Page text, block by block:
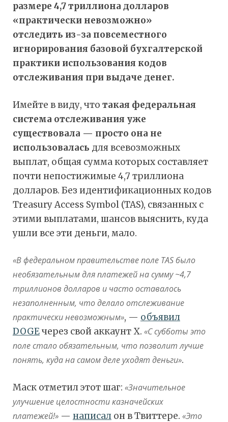
размере 4,7 триллиона долларов
«практически невозможно»
отследить из-за повсеместного
игнорирования базовой бухгалтерской
практики использования кодов
отслеживания при выдаче денег.
Имейте в виду, что такая федеральная
система отслеживания уже
существовала — просто она не
использовалась для всевозможных
выплат, общая сумма которых составляет
почти непостижимые 4,7 триллиона
долларов. Без идентификационных кодов
Treasury Access Symbol (TAS), связанных с
этими выплатами, шансов выяснить, куда
ушли все эти деньги, мало.
«В федеральном правительстве поле TAS было
необязательным для платежей на сумму ~4,7
триллионов долларов и часто оставалось
незаполненным, что делало отслеживание
практически невозможным», — объявил
DOGEчерез свой аккаунт X. «С субботы это
поле стало обязательным, что позволит лучше
понять, куда на самом деле уходят деньги».
Маск отметил этот шаг: «Значительное
улучшение целостности казначейских
платежей!»— написалон в Твиттере. «Это